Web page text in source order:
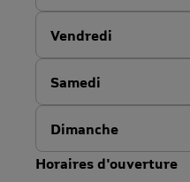
Vendredi
Samedi
Dimanche
Horaires d'ouverture